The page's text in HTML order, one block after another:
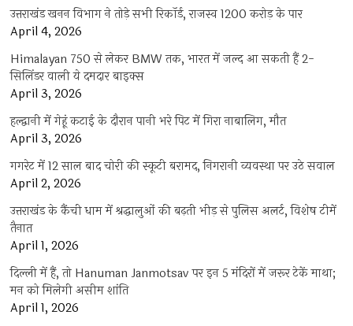
उत्तराखंड खनन विभाग ने तोड़े सभी रिकॉर्ड, राजस्व 1200 करोड़ के पार
April 4, 2026
Himalayan 750 से लेकर BMW तक, भारत में जल्द आ सकती हैं 2-
सिलिंडर वाली ये दमदार बाइक्स
April 3, 2026
हल्द्वानी में गेहूं कटाई के दौरान पानी भरे पिट में गिरा नाबालिग, मौत
April 3, 2026
गगरेट में 12 साल बाद चोरी की स्कूटी बरामद, निगरानी व्यवस्था पर उठे सवाल
April 2, 2026
उत्तराखंड के कैंची धाम में श्रद्धालुओं की बढ़ती भीड़ से पुलिस अलर्ट, विशेष टीमें
तैनात
April 1, 2026
दिल्ली में हैं, तो Hanuman Janmotsav पर इन 5 मंदिरों में जरूर टेकें माथा;
मन को मिलेगी असीम शांति
April 1, 2026